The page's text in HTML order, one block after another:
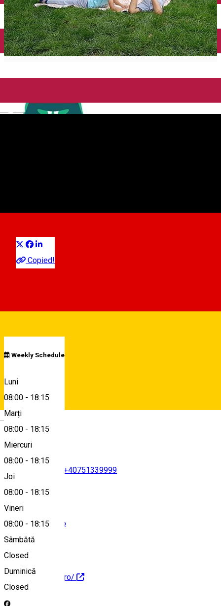
English
Deutsch
Centru de educație
Copied!
08:00 - 18:15
Weekly Schedule
Luni
08:00 - 18:15
Marți
08:00 - 18:15
Miercuri
08:00 - 18:15
Joi
08:00 - 18:15
Vineri
08:00 - 18:15
Sâmbătă
Closed
Duminică
Closed
Strada Ecaterina Varga 14, Sibiu, Romania, 550225
Hartă
+40751339999
info@studyinno.ro
https://studyinno.ro/